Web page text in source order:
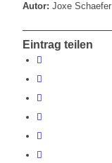
Autor: Joxe Schaefer
Eintrag teilen